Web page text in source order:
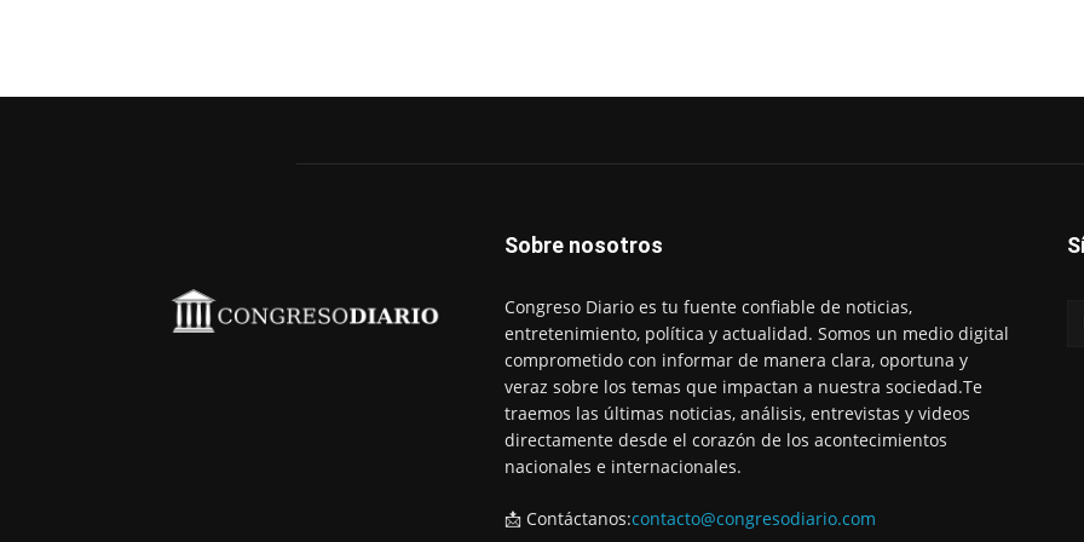
Sobre nosotros
Congreso Diario es tu fuente confiable de noticias,
entretenimiento, política y actualidad. Somos un medio digital
comprometido con informar de manera clara, oportuna y
veraz sobre los temas que impactan a nuestra sociedad.Te
traemos las últimas noticias, análisis, entrevistas y videos
directamente desde el corazón de los acontecimientos
nacionales e internacionales.
📩 Contáctanos:contacto@congresodiario.com